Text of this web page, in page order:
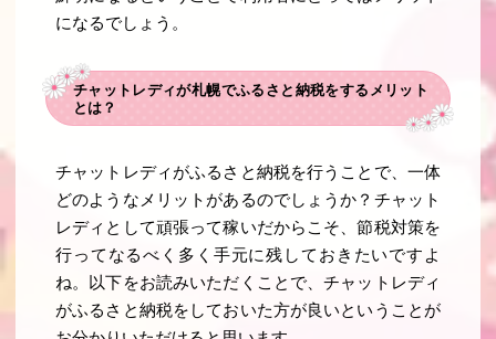
になるでしょう。
チャットレディが札幌でふるさと納税をするメリット
とは？
チャットレディがふるさと納税を行うことで、一体
どのようなメリットがあるのでしょうか？チャット
レディとして頑張って稼いだからこそ、節税対策を
行ってなるべく多く手元に残しておきたいですよ
ね。以下をお読みいただくことで、チャットレディ
がふるさと納税をしておいた方が良いということが